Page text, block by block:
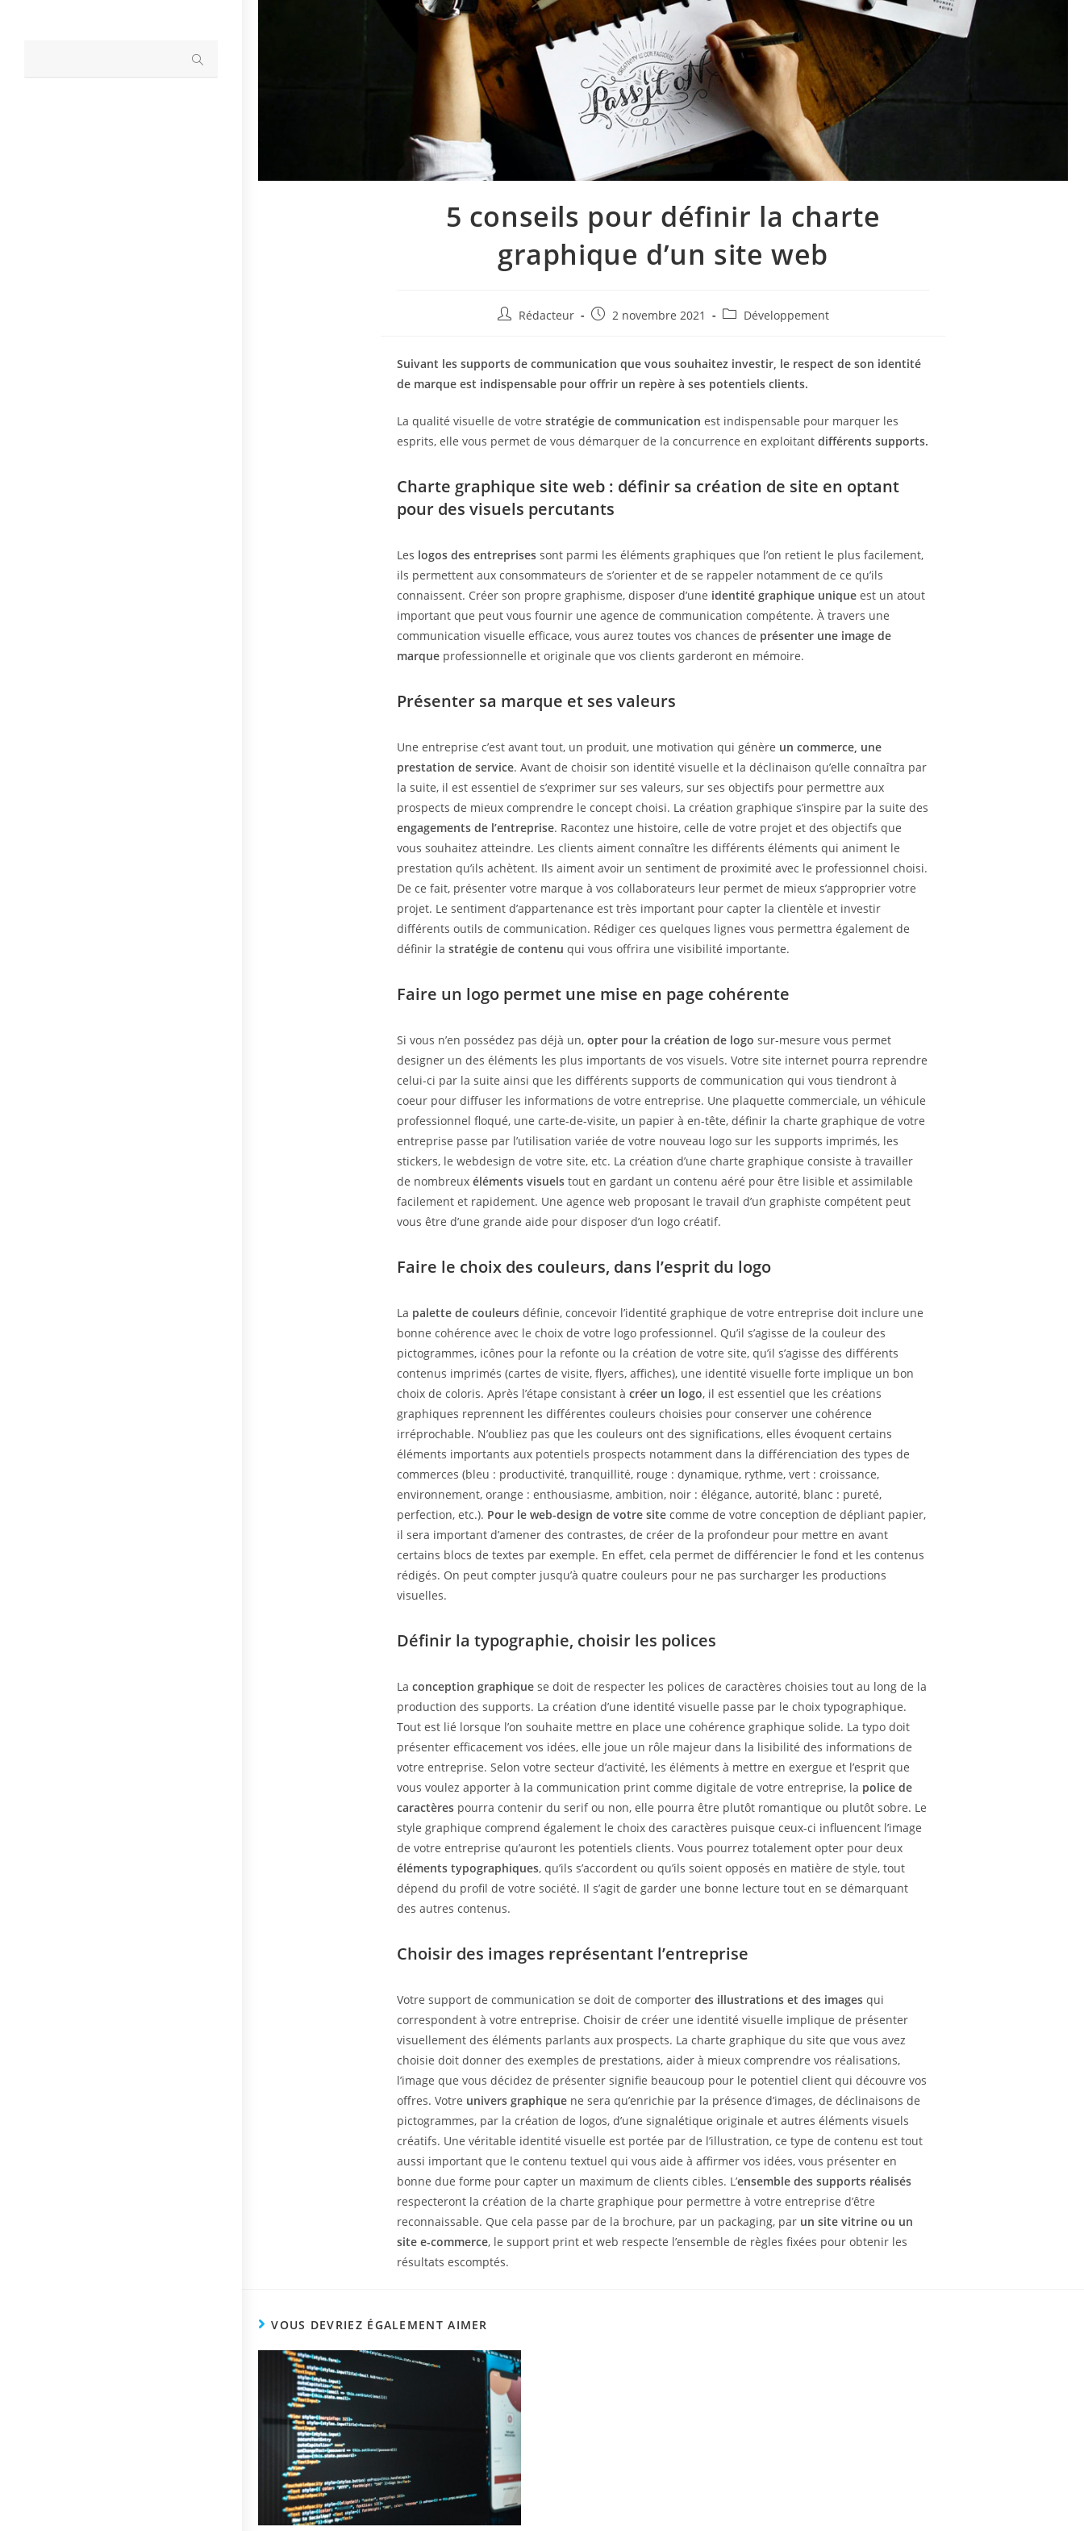
5 conseils pour définir la charte
graphique d’un site web
Auteur/autrice
publication :
Rédacteur
Post 2 novembre 2021
Post Développement
Suivant les supports de communication que vous souhaitez investir, le respect de son identité
de marque est indispensable pour offrir un repère à ses potentiels clients.
La qualité visuelle de votre stratégie de communication est indispensable pour marquer les
esprits, elle vous permet de vous démarquer de la concurrence en exploitant différents supports.
Charte graphique site web : définir sa création de site en optant
pour des visuels percutants
Les logos des entreprises sont parmi les éléments graphiques que l’on retient le plus facilement,
ils permettent aux consommateurs de s’orienter et de se rappeler notamment de ce qu’ils
connaissent. Créer son propre graphisme, disposer d’une identité graphique unique est un atout
important que peut vous fournir une agence de communication compétente. À travers une
communication visuelle efficace, vous aurez toutes vos chances de présenter une image de
marque professionnelle et originale que vos clients garderont en mémoire.
Présenter sa marque et ses valeurs
Une entreprise c’est avant tout, un produit, une motivation qui génère un commerce, une
prestation de service. Avant de choisir son identité visuelle et la déclinaison qu’elle connaîtra par
la suite, il est essentiel de s’exprimer sur ses valeurs, sur ses objectifs pour permettre aux
prospects de mieux comprendre le concept choisi. La création graphique s’inspire par la suite des
engagements de l’entreprise. Racontez une histoire, celle de votre projet et des objectifs que
vous souhaitez atteindre. Les clients aiment connaître les différents éléments qui animent le
prestation qu’ils achètent. Ils aiment avoir un sentiment de proximité avec le professionnel choisi.
De ce fait, présenter votre marque à vos collaborateurs leur permet de mieux s’approprier votre
projet. Le sentiment d’appartenance est très important pour capter la clientèle et investir
différents outils de communication. Rédiger ces quelques lignes vous permettra également de
définir la stratégie de contenu qui vous offrira une visibilité importante.
Faire un logo permet une mise en page cohérente
Si vous n’en possédez pas déjà un, opter pour la création de logo sur-mesure vous permet
designer un des éléments les plus importants de vos visuels. Votre site internet pourra reprendre
celui-ci par la suite ainsi que les différents supports de communication qui vous tiendront à
coeur pour diffuser les informations de votre entreprise. Une plaquette commerciale, un véhicule
professionnel floqué, une carte-de-visite, un papier à en-tête, définir la charte graphique de votre
entreprise passe par l’utilisation variée de votre nouveau logo sur les supports imprimés, les
stickers, le webdesign de votre site, etc. La création d’une charte graphique consiste à travailler
de nombreux éléments visuels tout en gardant un contenu aéré pour être lisible et assimilable
facilement et rapidement. Une agence web proposant le travail d’un graphiste compétent peut
vous être d’une grande aide pour disposer d’un logo créatif.
Faire le choix des couleurs, dans l’esprit du logo
La palette de couleurs définie, concevoir l’identité graphique de votre entreprise doit inclure une
bonne cohérence avec le choix de votre logo professionnel. Qu’il s’agisse de la couleur des
pictogrammes, icônes pour la refonte ou la création de votre site, qu’il s’agisse des différents
contenus imprimés (cartes de visite, flyers, affiches), une identité visuelle forte implique un bon
choix de coloris. Après l’étape consistant à créer un logo, il est essentiel que les créations
graphiques reprennent les différentes couleurs choisies pour conserver une cohérence
irréprochable. N’oubliez pas que les couleurs ont des significations, elles évoquent certains
éléments importants aux potentiels prospects notamment dans la différenciation des types de
commerces (bleu : productivité, tranquillité, rouge : dynamique, rythme, vert : croissance,
environnement, orange : enthousiasme, ambition, noir : élégance, autorité, blanc : pureté,
perfection, etc.). Pour le web-design de votre site comme de votre conception de dépliant papier,
il sera important d’amener des contrastes, de créer de la profondeur pour mettre en avant
certains blocs de textes par exemple. En effet, cela permet de différencier le fond et les contenus
rédigés. On peut compter jusqu’à quatre couleurs pour ne pas surcharger les productions
visuelles.
Définir la typographie, choisir les polices
La conception graphique se doit de respecter les polices de caractères choisies tout au long de la
production des supports. La création d’une identité visuelle passe par le choix typographique.
Tout est lié lorsque l’on souhaite mettre en place une cohérence graphique solide. La typo doit
présenter efficacement vos idées, elle joue un rôle majeur dans la lisibilité des informations de
votre entreprise. Selon votre secteur d’activité, les éléments à mettre en exergue et l’esprit que
vous voulez apporter à la communication print comme digitale de votre entreprise, la police de
caractères pourra contenir du serif ou non, elle pourra être plutôt romantique ou plutôt sobre. Le
style graphique comprend également le choix des caractères puisque ceux-ci influencent l’image
de votre entreprise qu’auront les potentiels clients. Vous pourrez totalement opter pour deux
éléments typographiques, qu’ils s’accordent ou qu’ils soient opposés en matière de style, tout
dépend du profil de votre société. Il s’agit de garder une bonne lecture tout en se démarquant
des autres contenus.
Choisir des images représentant l’entreprise
Votre support de communication se doit de comporter des illustrations et des images qui
correspondent à votre entreprise. Choisir de créer une identité visuelle implique de présenter
visuellement des éléments parlants aux prospects. La charte graphique du site que vous avez
choisie doit donner des exemples de prestations, aider à mieux comprendre vos réalisations,
l’image que vous décidez de présenter signifie beaucoup pour le potentiel client qui découvre vos
offres. Votre univers graphique ne sera qu’enrichie par la présence d’images, de déclinaisons de
pictogrammes, par la création de logos, d’une signalétique originale et autres éléments visuels
créatifs. Une véritable identité visuelle est portée par de l’illustration, ce type de contenu est tout
aussi important que le contenu textuel qui vous aide à affirmer vos idées, vous présenter en
bonne due forme pour capter un maximum de clients cibles. L’ensemble des supports réalisés
respecteront la création de la charte graphique pour permettre à votre entreprise d’être
reconnaissable. Que cela passe par de la brochure, par un packaging, par un site vitrine ou un
site e-commerce, le support print et web respecte l’ensemble de règles fixées pour obtenir les
résultats escomptés.
VOUS DEVRIEZ ÉGALEMENT AIMER